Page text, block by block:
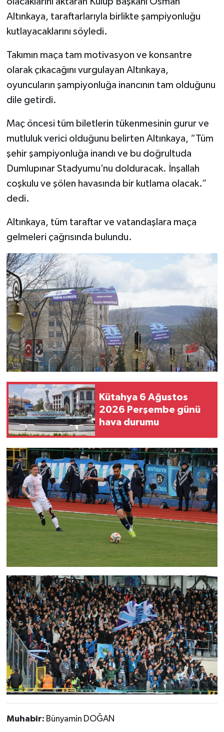
Altınkaya, taraftarlarıyla birlikte şampiyonluğu
kutlayacaklarını söyledi.
Takımın maça tam motivasyon ve konsantre
olarak çıkacağını vurgulayan Altınkaya,
oyuncuların şampiyonluğa inancının tam olduğunu
dile getirdi.
Maç öncesi tüm biletlerin tükenmesinin gurur ve
mutluluk verici olduğunu belirten Altınkaya, “Tüm
şehir şampiyonluğa inandı ve bu doğrultuda
Dumlupınar Stadyumu’nu dolduracak. İnşallah
coşkulu ve şölen havasında bir kutlama olacak.”
dedi.
Altınkaya, tüm taraftar ve vatandaşlara maça
gelmeleri çağrısında bulundu.
Kütahya 6 Ağustos
2026 Perşembe günü
hava durumu
Muhabir: Bünyamin DOĞAN
Tavşanlı
Türkiye
Yaşam